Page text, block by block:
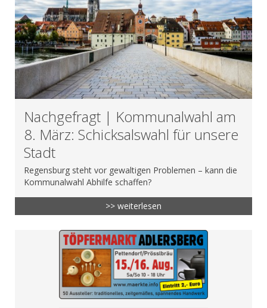
Nachgefragt | Kommunalwahl am
8. März: Schicksalswahl für unsere
Stadt
Regensburg steht vor gewaltigen Problemen – kann die
Kommunalwahl Abhilfe schaffen?
>> weiterlesen